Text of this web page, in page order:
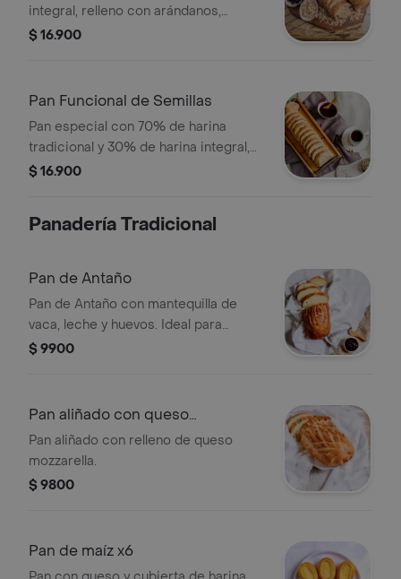
integral, relleno con arándanos,
cubierto con almendras y endulzado
$ 16.900
Pan Funcional de Semillas
Pan especial con 70% de harina
tradicional y 30% de harina integral,
sin conservantes, endulzado con
$ 16.900
Panadería Tradicional
Pan de Antaño
Pan de Antaño con mantequilla de
vaca, leche y huevos. Ideal para
acompañar tus comidas.
$ 9900
Pan aliñado con queso
mozzarella
Pan aliñado con relleno de queso
mozzarella.
$ 9800
Pan de maíz x6